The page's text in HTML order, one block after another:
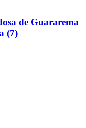
de Guararema
(7)